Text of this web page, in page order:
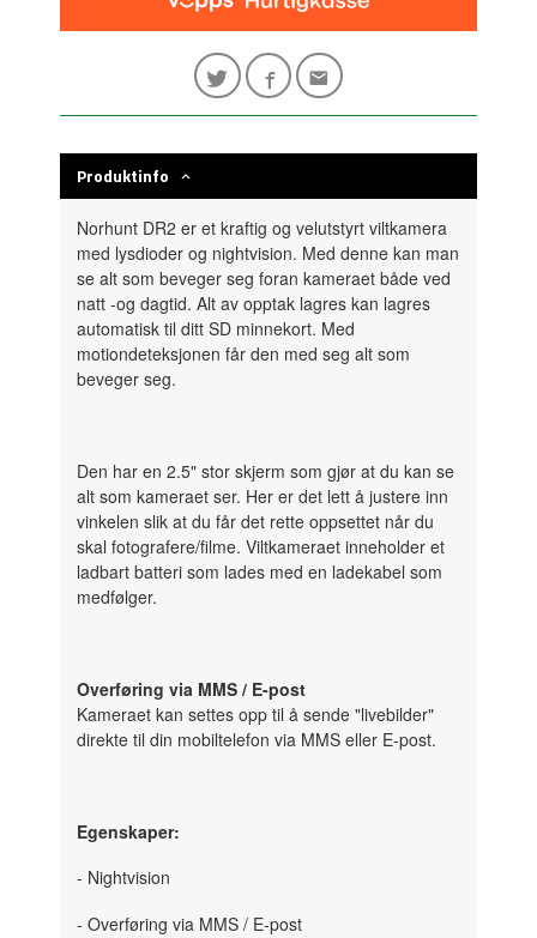
Produktinfo
Norhunt DR2 er et kraftig og velutstyrt viltkamera
med lysdioder og nightvision. Med denne kan man
se alt som beveger seg foran kameraet både ved
natt -og dagtid. Alt av opptak lagres kan lagres
automatisk til ditt SD minnekort. Med
motiondeteksjonen får den med seg alt som
beveger seg.
Den har en 2.5" stor skjerm som gjør at du kan se
alt som kameraet ser. Her er det lett å justere inn
vinkelen slik at du får det rette oppsettet når du
skal fotografere/filme. Viltkameraet inneholder et
ladbart batteri som lades med en ladekabel som
medfølger.
Overføring via MMS / E-post
Kameraet kan settes opp til å sende "livebilder"
direkte til din mobiltelefon via MMS eller E-post.
Egenskaper:
- Nightvision
- Overføring via MMS / E-post